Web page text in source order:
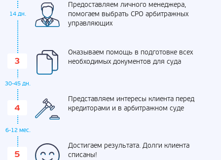
14 дн.
Предоставляем личного менеджера,
помогаем выбрать СРО арбитражных
управляющих
30-45 дн.
Оказываем помощь в подготовке всех
необходимых документов для суда
6-12 мес.
Представляем интересы клиента перед
кредиторами и в арбитражном суде
Достигаем результата. Долги клиента
списаны!